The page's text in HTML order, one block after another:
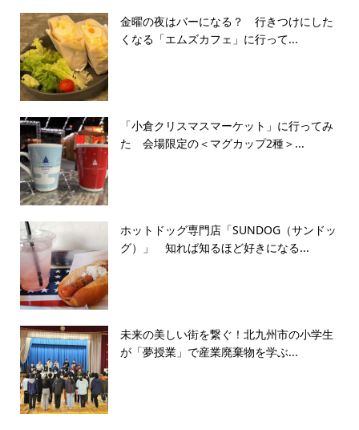
金曜の夜はバーになる？ 行きつけにした
くなる「エムズカフェ」に行って...
「小倉クリスマスマーケット」に行ってみ
た 会場限定の＜マグカップ2種＞...
ホットドッグ専門店「SUNDOG（サンドッ
グ）」 知れば知るほど好きになる...
未来の美しい街を繋ぐ！北九州市の小学生
が「夢授業」で産業廃棄物を学ぶ...